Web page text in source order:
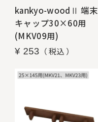
kankyo-woodⅡ 端末
キャップ30×60用
(MKV09用)
¥ 253 税込